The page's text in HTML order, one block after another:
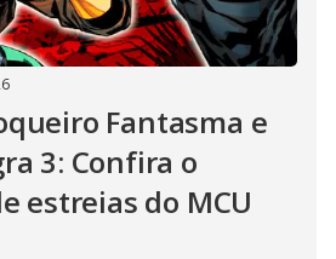
Fantasma e
3: Confira o
estreias do MCU